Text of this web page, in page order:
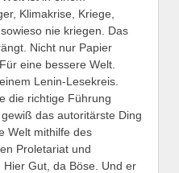
Klimakrise, Kriege,
nie kriegen. Das
Nicht nur Papier
eine bessere Welt.
Lenin-Lesekreis.
die richtige Führung
das autoritärste Ding
Welt mithilfe des
Proletariat und
Gut, da Böse. Und er